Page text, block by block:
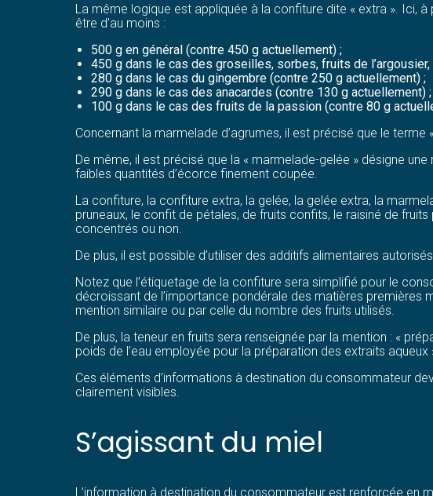
La même logique est appliquée à la confiture dite « extra ». Ici,
être d’au moins :
500 g en général (contre 450 g actuellement) ;
450 g dans le cas des groseilles, sorbes, fruits de
280 g dans le cas du gingembre (contre 250 g actuellement) ;
290 g dans le cas des anacardes (contre 130 g actuellement) ;
100 g dans le cas des fruits de la passion (contre 80 g
Concernant la marmelade d’agrumes, il est précisé que le
De même, il est précisé que la « marmelade-gelée » désigne
faibles quantités d’écorce finement coupée.
La confiture, la confiture extra, la gelée, la gelée extra, la
pruneaux, le confit de pétales, de fruits confits, le raisiné de
concentrés ou non.
De plus, il est possible d’utiliser des additifs alimentaires autorisés
Notez que l’étiquetage de la confiture sera simplifié pour le
décroissant de l’importance pondérale des matières premières
mention similaire ou par celle du nombre des fruits utilisés.
De plus, la teneur en fruits sera renseignée par la mention : «
poids de l’eau employée pour la préparation des extraits aqueux
Ces éléments d’informations à destination du consommateur
clairement visibles.
S’agissant du miel
L’information à destination du consommateur est renforcée en